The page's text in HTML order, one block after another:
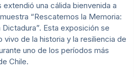
extendió una cálida bienvenida a
“Rescatemos la Memoria:
Esta exposición se
de la historia y la resiliencia de
uno de los períodos más
Chile.